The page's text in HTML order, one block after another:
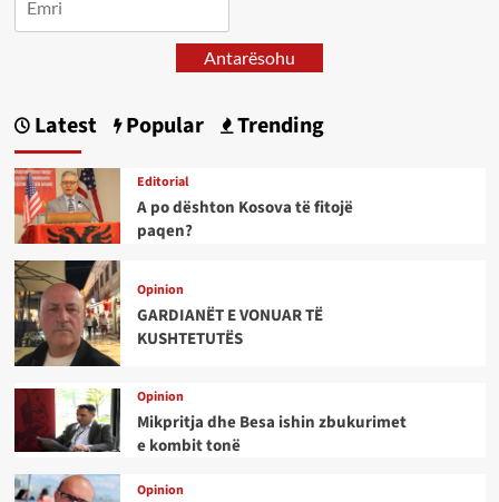
Antarësohu
Latest Popular Trending
Editorial
A po dështon Kosova të fitojë
paqen?
Opinion
GARDIANËT E VONUAR TË
KUSHTETUTËS
Opinion
Mikpritja dhe Besa ishin zbukurimet
e kombit tonë
Opinion